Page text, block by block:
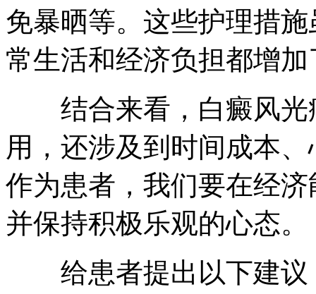
免暴晒等。这些护理措
常生活和经济负担都增
结合来看，白癜风光
用，还涉及到时间成本
作为患者，我们要在经
并保持积极乐观的心态。
给患者提出以下建议